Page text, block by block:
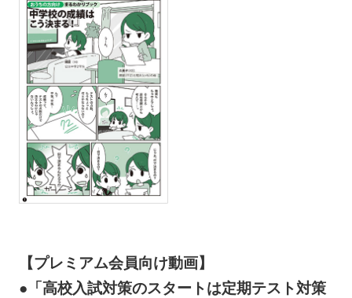
【プレミアム会員向け動画】
●「高校入試対策のスタートは定期テスト対策